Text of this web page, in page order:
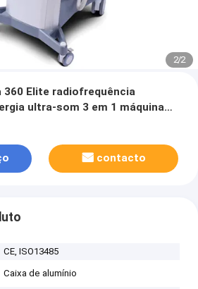
2/2
360 Elite radiofrequência
ultra-som 3 em 1 máquina
pele apertar
contacto
CE, ISO13485
Caixa de alumínio